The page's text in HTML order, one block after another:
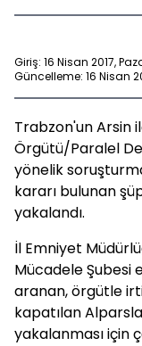
Giriş: 16 Nisan 2017,
Güncelleme: 16 Nisan
Trabzon'un Arsin
Örgütü/Paralel
yönelik
kararı bulunan
yakalandı.
İl Emniyet
Mücadele Şubesi
aranan, örgütle
kapatılan
yakalanması için